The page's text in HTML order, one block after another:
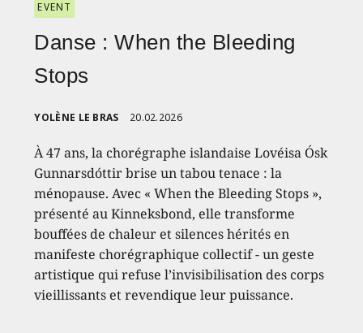
EVENT
Danse : When the Bleeding
Stops
YOLÈNE LE BRAS 20.02.2026
À 47 ans, la chorégraphe islandaise Lovéisa Ósk
Gunnarsdóttir brise un tabou tenace : la
ménopause. Avec « When the Bleeding Stops »,
présenté au Kinneksbond, elle transforme
bouffées de chaleur et silences hérités en
manifeste chorégraphique collectif - un geste
artistique qui refuse l’invisibilisation des corps
vieillissants et revendique leur puissance.